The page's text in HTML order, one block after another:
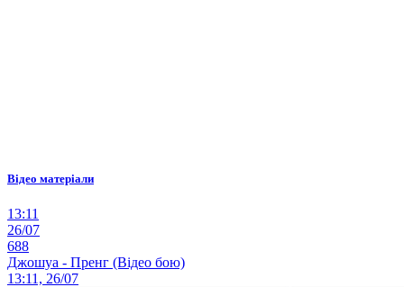
Відео матеріали
13:11
26/07
688
Джошуа - Пренг (Відео бою)
13:11, 26/07